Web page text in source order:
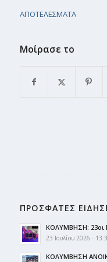
ΑΠΟΤΕΛΕΣΜΑΤΑ
Μοίρασε το
ΠΡΟΣΦΑΤΕΣ
ΚΟΛΥΜΒΗΣΗ: 23οι
23 Ιουλίου 2026 -
ΚΟΛΥΜΒΗΣΗ